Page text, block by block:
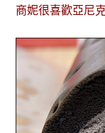
商妮很喜歡亞尼